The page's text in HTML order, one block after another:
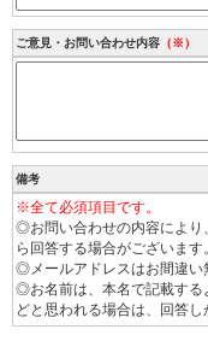
ご意見・お問い合わせ内容 （※）
備考
※全て必須項目です。
◎お問い合わせの内容により
ら回答する場合がございます
◎メールアドレスはお間違い
◎お名前は、本名で記載する
どと思われる場合は、回答し